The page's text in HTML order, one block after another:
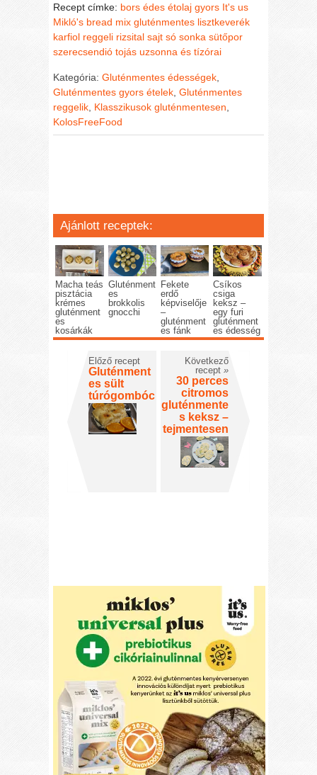
Recept címke: bors édes étolaj gyors It's us
Mikló's bread mix gluténmentes lisztkeverék
karfiol reggeli rizsital sajt só sonka sütőpor
szerecsendió tojás uzsonna és tízórai
Kategória:Gluténmentes édességek
Gluténmentes gyors ételek ,Gluténmentes
reggelik Klasszikusok gluténmentesen
KolosFreeFood
Ajánlott receptek:
Macha teás
pisztácia
krémes
gluténment
es
kosárkák
Gluténment
es
brokkolis
gnocchi
Fekete
erdő
képviselője
–
gluténment
es fánk
Csíkos
csiga
keksz –
egy furi
gluténment
es édesség
Előző recept
Gluténment
es sült
túrógombóc
Következő
recept »
30 perces
citromos
gluténmente
s keksz –
tejmentesen